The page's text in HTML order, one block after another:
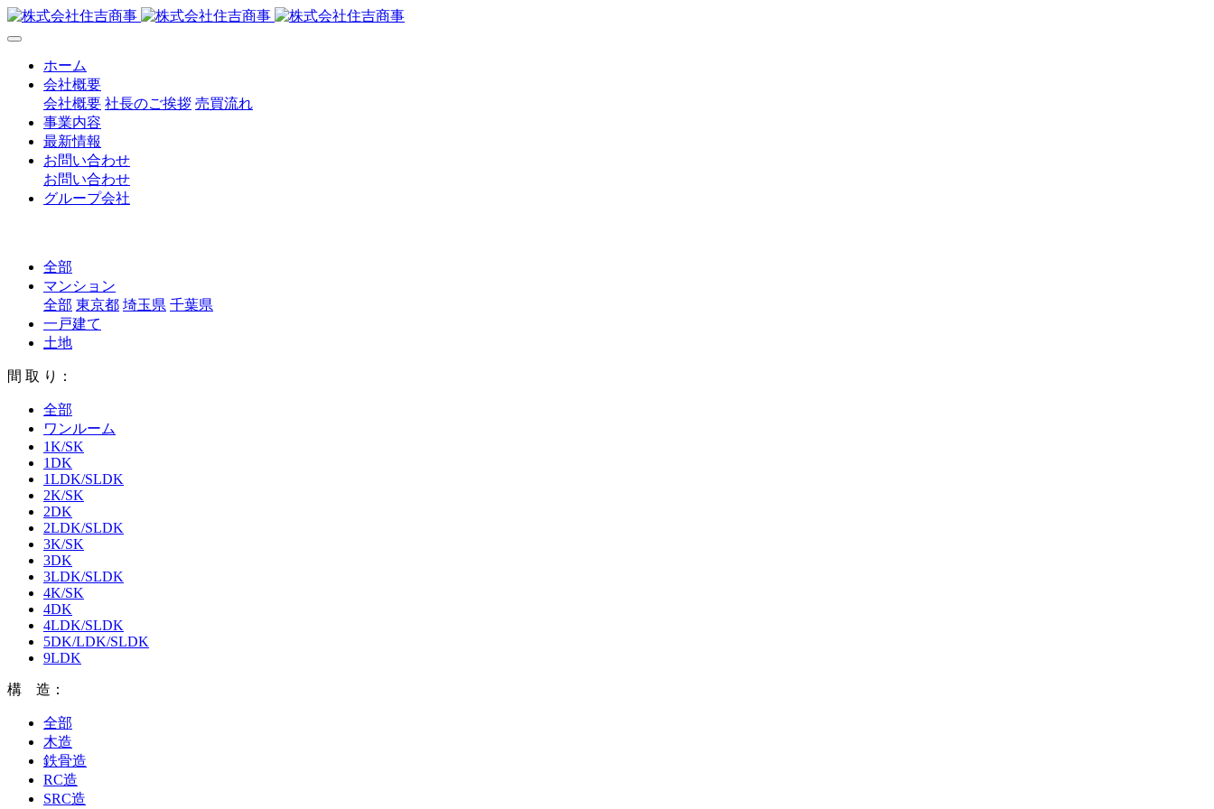
ホーム
会社概要
会社概要 社長のご挨拶 売買流れ
事業内容
最新情報
お問い合わせ
お問い合わせ
グループ会社
全部
マンション
全部 東京都 埼玉県 千葉県
一戸建て
土地
間 取 り：
全部
ワンルーム
1K/SK
1DK
1LDK/SLDK
2K/SK
2DK
2LDK/SLDK
3K/SK
3DK
3LDK/SLDK
4K/SK
4DK
4LDK/SLDK
5DK/LDK/SLDK
9LDK
構 造：
全部
木造
鉄骨造
RC造
SRC造